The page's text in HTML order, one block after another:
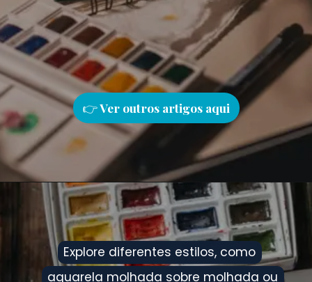
👉Ver outros artigos aqui
Explore diferentes estilos, como
aquarela molhada sobre molhada ou
Explore diferentes estilos, como
aquarela molhada sobre molhada ou